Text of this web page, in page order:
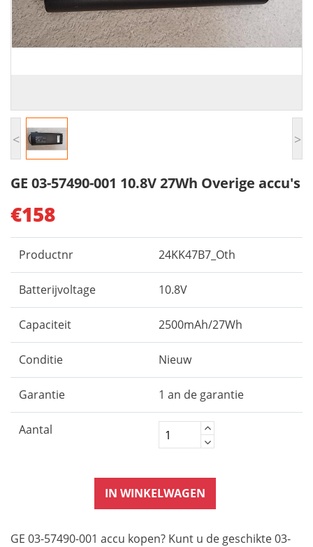
< >
GE 03-57490-001 10.8V 27Wh Overige accu's
€158
Productnr 24KK47B7_Oth
Batterijvoltage 10.8V
Capaciteit 2500mAh/27Wh
Conditie Nieuw
Garantie 1 an de garantie
Aantal
IN WINKELWAGEN
GE 03-57490-001 accu kopen? Kunt u de geschikte 03-